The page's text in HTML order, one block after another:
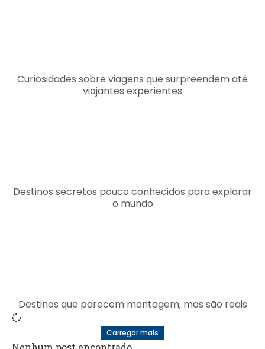
Curiosidades sobre viagens que surpreendem até
viajantes experientes
Destinos secretos pouco conhecidos para explorar
o mundo
Destinos que parecem montagem, mas são reais
Carregar mais